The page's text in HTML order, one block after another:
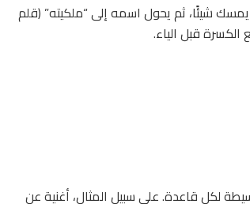
شيئًا، ثم يحول اسمه إلى “ملكيته” (قلم
الكسرة قبل الياء.
لكل قاعدة. على سبيل المثال، أغنية عن